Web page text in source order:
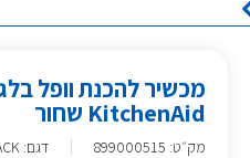
מכשיר להכנת וופל בלגי
KitchenAid שחור
מק״ט:
899000515 דגם: KWB100 BLACK